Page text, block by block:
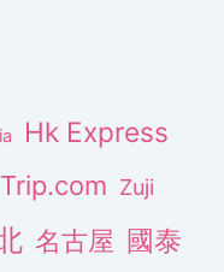
Hk Express
Trip.com Zuji
名古屋 國泰